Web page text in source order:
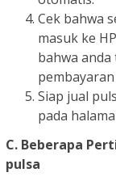
Cek bahwa
masuk ke
bahwa
Siap jual
pada
C. Beberapa
pulsa